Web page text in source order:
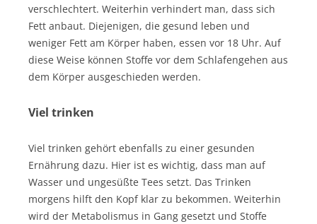
verschlechtert. Weiterhin verhindert man, dass sich
Fett anbaut. Diejenigen, die gesund leben und
weniger Fett am Körper haben, essen vor 18 Uhr. Auf
diese Weise können Stoffe vor dem Schlafengehen aus
dem Körper ausgeschieden werden.
Viel trinken
Viel trinken gehört ebenfalls zu einer gesunden
Ernährung dazu. Hier ist es wichtig, dass man auf
Wasser und ungesüßte Tees setzt. Das Trinken
morgens hilft den Kopf klar zu bekommen. Weiterhin
wird der Metabolismus in Gang gesetzt und Stoffe